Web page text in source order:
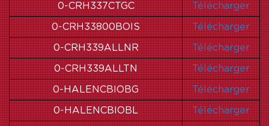
0-CRH337CTGC Télécharger
0-CRH33800BOIS Télécharger
0-CRH339ALLNR Télécharger
0-CRH339ALLTN Télécharger
0-HALENCBIOBG Télécharger
0-HALENCBIOBL Télécharger